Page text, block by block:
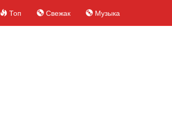
Топ Свежак Музыка